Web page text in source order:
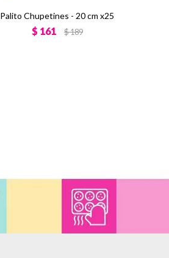
Palito Chupetines - 20 cm x25
$ 161 $189